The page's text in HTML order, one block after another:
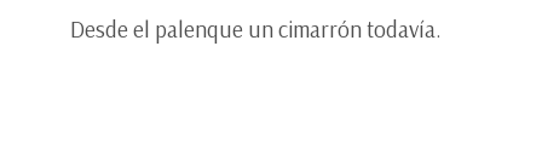
Desde el palenque un cimarrón todavía.